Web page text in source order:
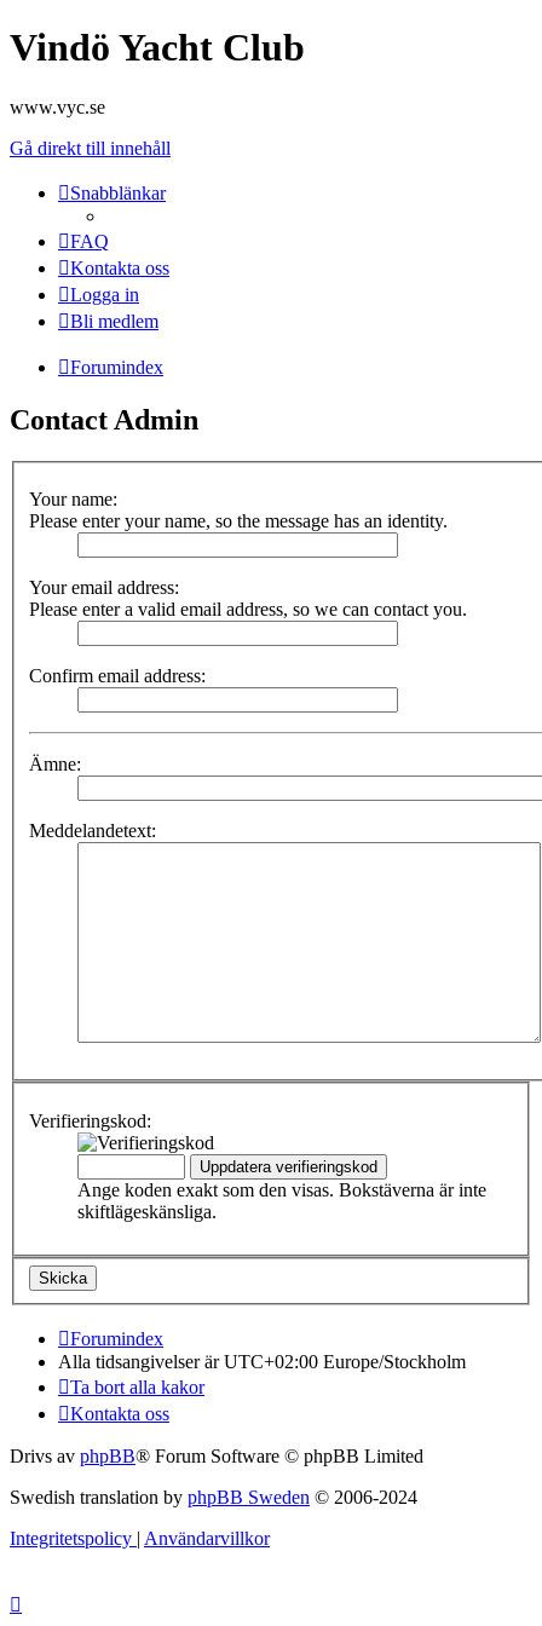
Vindö Yacht Club
www.vyc.se
Gå direkt till innehåll
Snabblänkar
FAQ
Kontakta oss
Logga in
Bli medlem
Forumindex
Contact Admin
Your name:
Please enter your name, so the message has an identity.
Your email address:
Please enter a valid email address, so we can contact you.
Confirm email address:
Ämne:
Meddelandetext:
Verifieringskod:
Ange koden exakt som den visas. Bokstäverna är inte
skiftlägeskänsliga.
Forumindex
Alla tidsangivelser är UTC+02:00 Europe/Stockholm
Ta bort alla kakor
Kontakta oss
Drivs av phpBB® Forum Software © phpBB Limited
Swedish translation by phpBB Sweden © 2006-2024
Integritetspolicy Användarvillkor